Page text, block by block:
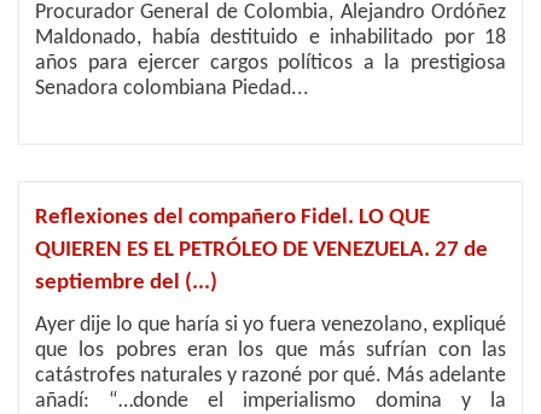
Procurador General de Colombia, Alejandro Ordóñez
Maldonado, había destituido e inhabilitado por 18
años para ejercer cargos políticos a la prestigiosa
Senadora colombiana Piedad...
Reflexiones del compañero Fidel. LO QUE
QUIEREN ES EL PETRÓLEO DE VENEZUELA. 27 de
septiembre del (...)
Ayer dije lo que haría si yo fuera venezolano, expliqué
que los pobres eran los que más sufrían con las
catástrofes naturales y razoné por qué. Más adelante
añadí: “…donde el imperialismo domina y la